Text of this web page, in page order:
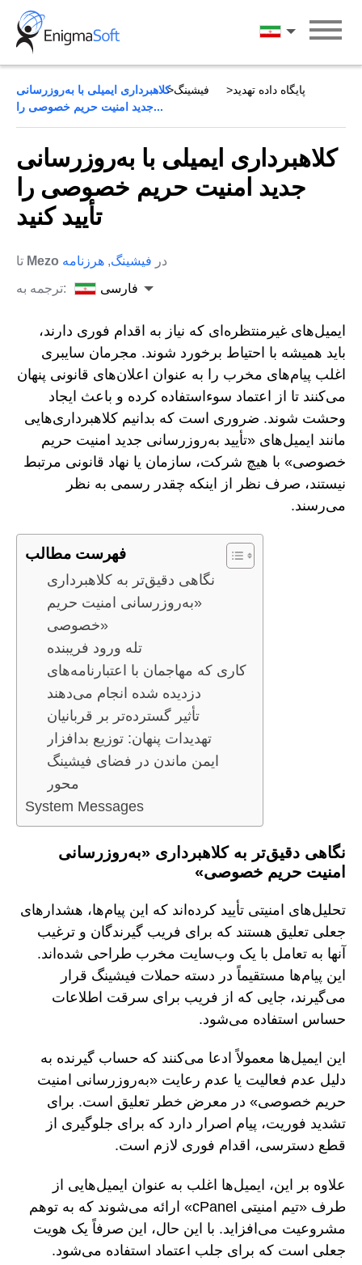
Skip
content
فارسی
پایگاه داده تهدید فیشینگ کلاهبرداری ایمیلی با به‌روزرسانی
جدید امنیت حریم خصوصی را...
کلاهبرداری ایمیلی با به‌روزرسانی
جدید امنیت حریم خصوصی را
تأیید کنید
Mezo در فیشینگ, هرزنامه
ترجمه به:
فارسی
ایمیل‌های غیرمنتظره‌ای که نیاز به اقدام فوری دارند،
باید همیشه با احتیاط برخورد شوند. مجرمان سایبری
اغلب پیام‌های مخرب را به عنوان اعلان‌های قانونی پنهان
می‌کنند تا از اعتماد سوءاستفاده کرده و باعث ایجاد
وحشت شوند. ضروری است که بدانیم کلاهبرداری‌هایی
مانند ایمیل‌های «تأیید به‌روزرسانی جدید امنیت حریم
خصوصی» با هیچ شرکت، سازمان یا نهاد قانونی مرتبط
نیستند، صرف نظر از اینکه چقدر رسمی به نظر
می‌رسند.
فهرست مطالب
نگاهی دقیق‌تر به کلاهبرداری
«به‌روزرسانی امنیت حریم
خصوصی»
تله ورود فریبنده
کاری که مهاجمان با اعتبارنامه‌های
دزدیده شده انجام می‌دهند
تأثیر گسترده‌تر بر قربانیان
تهدیدات پنهان: توزیع بدافزار
ایمن ماندن در فضای فیشینگ
محور
System Messages
نگاهی دقیق‌تر به کلاهبرداری «به‌روزرسانی
امنیت حریم خصوصی»
تحلیل‌های امنیتی تأیید کرده‌اند که این پیام‌ها، هشدارهای
جعلی تعلیق هستند که برای فریب گیرندگان و ترغیب
آنها به تعامل با یک وب‌سایت مخرب طراحی شده‌اند.
این پیام‌ها مستقیماً در دسته حملات فیشینگ قرار
می‌گیرند، جایی که از فریب برای سرقت اطلاعات
حساس استفاده می‌شود.
این ایمیل‌ها معمولاً ادعا می‌کنند که حساب گیرنده به
دلیل عدم فعالیت یا عدم رعایت «به‌روزرسانی امنیت
حریم خصوصی» در معرض خطر تعلیق است. برای
تشدید فوریت، پیام اصرار دارد که برای جلوگیری از
قطع دسترسی، اقدام فوری لازم است.
علاوه بر این، ایمیل‌ها اغلب به عنوان ایمیل‌هایی از
طرف «تیم امنیتی cPanel» ارائه می‌شوند که به توهم
مشروعیت می‌افزاید. با این حال، این صرفاً یک هویت
جعلی است که برای جلب اعتماد استفاده می‌شود.